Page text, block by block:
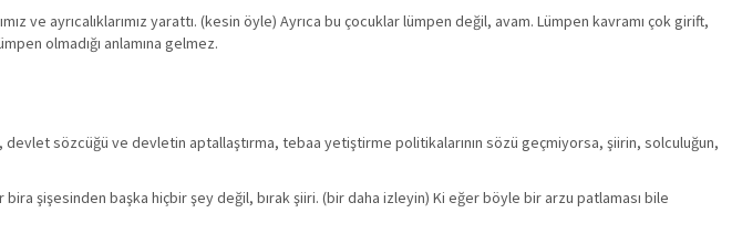
ve ayrıcalıklarımız yarattı. (kesin öyle) Ayrıca bu çocuklar lümpen değil, avam. Lümpen kavramı çok girift,
olmadığı anlamına gelmez.
devlet sözcüğü ve devletin aptallaştırma, tebaa yetiştirme politikalarının sözü geçmiyorsa, şiirin, solculuğun,
bira şişesinden başka hiçbir şey değil, bırak şiiri. (bir daha izleyin) Ki eğer böyle bir arzu patlaması bile